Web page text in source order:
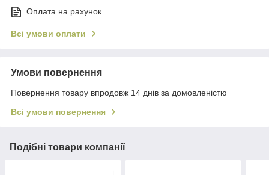
Оплата на рахунок
Всі умови оплати
Умови повернення
Повернення товару впродовж 14 днів за домовленістю
Всі умови повернення
Подібні товари компанії